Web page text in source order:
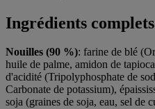
Ingrédients complets
Nouilles (90 %): farine de blé
huile de palme, amidon de
d'acidité (Tripolyphosphate de
Carbonate de potassium),
soja (graines de soja, eau, sel de